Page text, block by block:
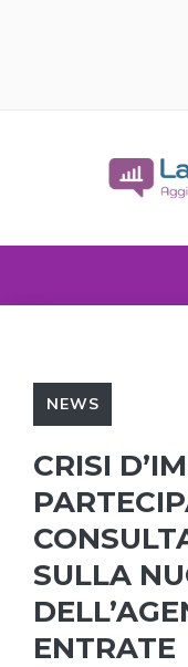
NEWS
CRISI
SULLA
ENTRATE